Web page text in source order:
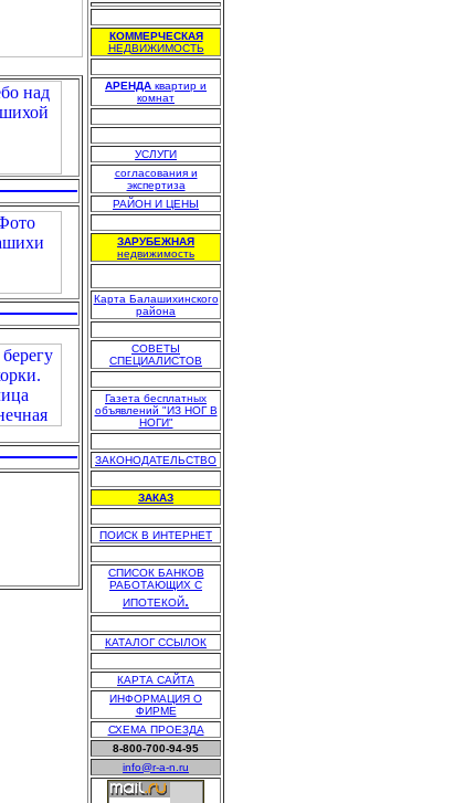
КОММЕРЧЕСКАЯ
НЕДВИЖИМОСТЬ
АРЕНДА квартир и
комнат
УСЛУГИ
согласования и
экспертиза
РАЙОН И ЦЕНЫ
ЗАРУБЕЖНАЯ
недвижимость
Карта Балашихинского
района
СОВЕТЫ
СПЕЦИАЛИСТОВ
Газета бесплатных
объявлений "ИЗ НОГ В
НОГИ"
ЗАКОНОДАТЕЛЬСТВО
ЗАКАЗ
ПОИСК В ИНТЕРНЕТ
СПИСОК БАНКОВ
РАБОТАЮЩИХ С
ИПОТЕКОЙ.
КАТАЛОГ ССЫЛОК
КАРТА САЙТА
ИНФОРМАЦИЯ О
ФИРМЕ
СХЕМА ПРОЕЗДА
8-800-700-94-95
info@r-a-n.ru